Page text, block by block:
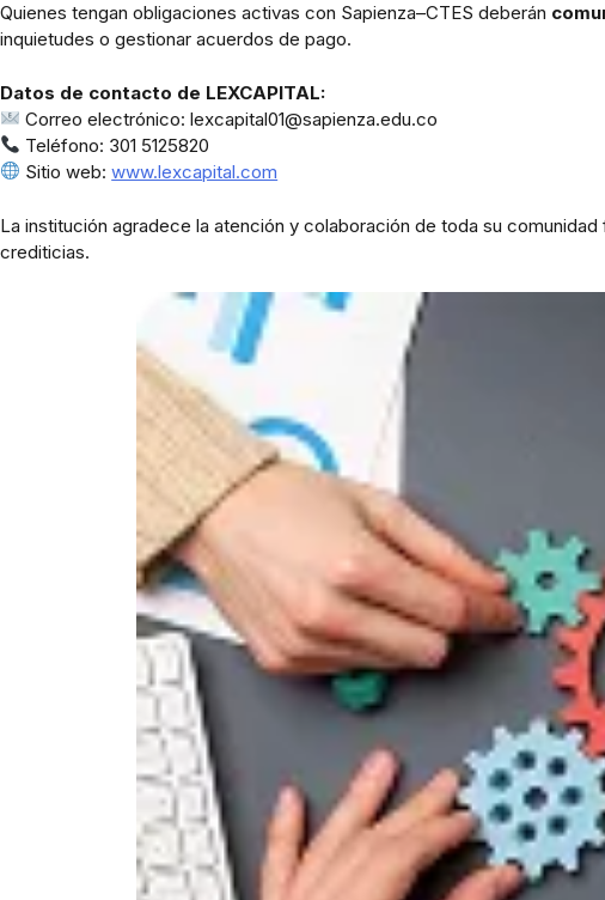
Quienes tengan obligaciones activas con Sapienza–CTES deberán
inquietudes o gestionar acuerdos de pago.
Datos de contacto de LEXCAPITAL:
Correo electrónico:lexcapital01@sapienza.edu.co
Teléfono: 301 5125820
Sitio web:www.lexcapital.com
La institución agradece la atención y colaboración de toda su
crediticias.